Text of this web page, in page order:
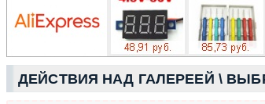
ДЕЙСТВИЯ НАД ГАЛЕРЕЕЙ \